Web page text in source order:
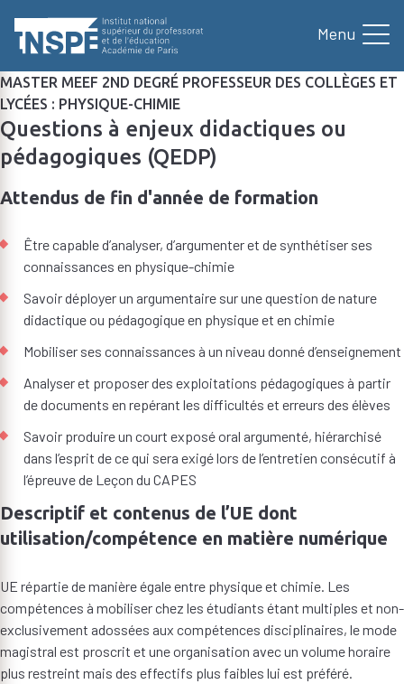
contenu
principal
MASTER MEEF 2ND DEGRÉ PROFESSEUR DES COLLÈGES ET
LYCÉES : PHYSIQUE-CHIMIE
Questions à enjeux didactiques ou
pédagogiques (QEDP)
Attendus de fin d'année de formation
Être capable d’analyser, d’argumenter et de synthétiser ses
connaissances en physique-chimie
Savoir déployer un argumentaire sur une question de nature
didactique ou pédagogique en physique et en chimie
Mobiliser ses connaissances à un niveau donné d’enseignement
Analyser et proposer des exploitations pédagogiques à partir
de documents en repérant les difficultés et erreurs des élèves
Savoir produire un court exposé oral argumenté, hiérarchisé
dans l’esprit de ce qui sera exigé lors de l’entretien consécutif à
l’épreuve de Leçon du CAPES
Descriptif et contenus de l’UE dont
utilisation/compétence en matière numérique
UE répartie de manière égale entre physique et chimie. Les
compétences à mobiliser chez les étudiants étant multiples et non-
exclusivement adossées aux compétences disciplinaires, le mode
magistral est proscrit et une organisation avec un volume horaire
plus restreint mais des effectifs plus faibles lui est préféré.